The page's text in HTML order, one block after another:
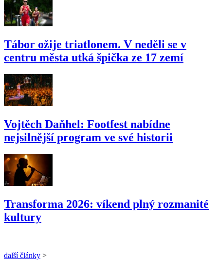
Tábor ožije triatlonem. V neděli se v
centru města utká špička ze 17 zemí
Vojtěch Daňhel: Footfest nabídne
nejsilnější program ve své historii
Transforma 2026: víkend plný rozmanité
kultury
další články >